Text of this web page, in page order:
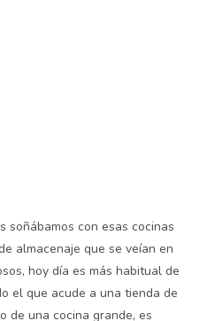
soñábamos con esas cocinas
almacenaje que se veían en
hoy día es más habitual de
el que acude a una tienda de
de una cocina grande, es